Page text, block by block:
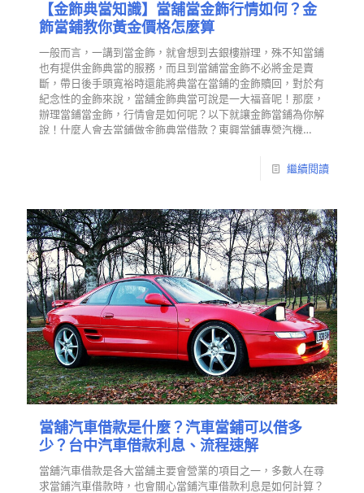
【金飾典當知識】當舖當金飾行情如何？金
飾當鋪教你黃金價格怎麼算
一般而言，一講到當金飾，就會想到去銀樓辦理，殊不知當鋪
也有提供金飾典當的服務，而且到當舖當金飾不必將金是賣
斷，帶日後手頭寬裕時還能將典當在當鋪的金飾贖回，對於有
紀念性的金飾來說，當舖金飾典當可說是一大福音呢！那麼，
辦理當鋪當金飾，行情會是如何呢？以下就讓金飾當鋪為你解
說！什麼人會去當鋪做金飾典當借款？東興當鋪專營汽機…
繼續閱讀
當舖汽車借款是什麼？汽車當鋪可以借多
少？台中汽車借款利息、流程速解
當舖汽車借款是各大當舖主要會營業的項目之一，多數人在尋
求當鋪汽車借款時，也會關心當鋪汽車借款利息是如何計算？